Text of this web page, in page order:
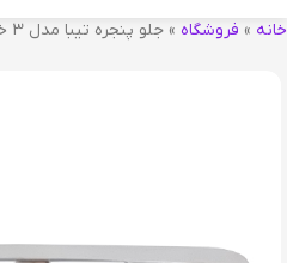
خانه » فروشگاه » جلو پنجره تیبا مدل 3 خط کروم صنعت سازان